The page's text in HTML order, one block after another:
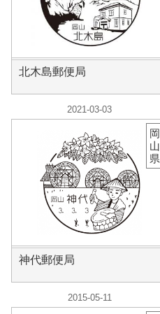
北木島郵便局
2021-03-03
神代郵便局
岡
山
県
2015-05-11